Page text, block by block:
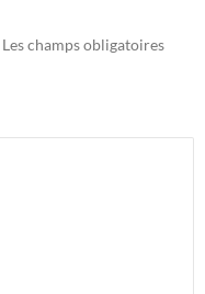
Les champs obligatoires